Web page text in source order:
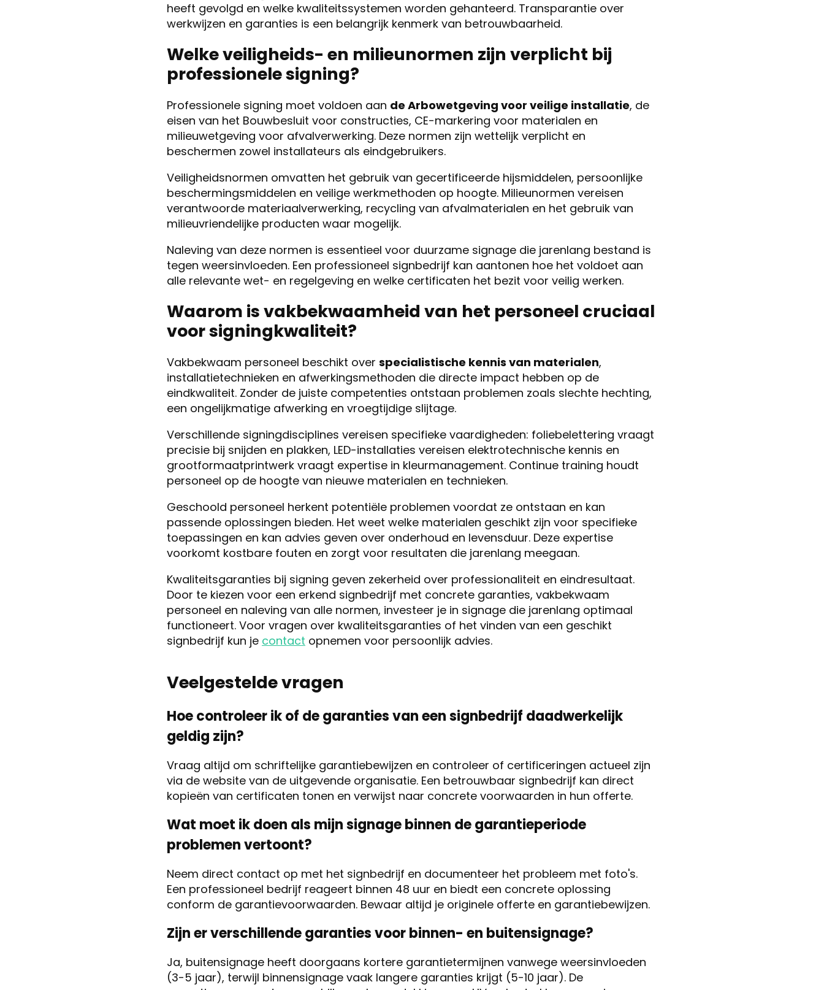
heeft gevolgd en welke kwaliteitssystemen worden gehanteerd. Transparantie over
werkwijzen en garanties is een belangrijk kenmerk van betrouwbaarheid.
Welke veiligheids- en milieunormen zijn verplicht bij
professionele signing?
Professionele signing moet voldoen aan de Arbowetgeving voor veilige installatie, de
eisen van het Bouwbesluit voor constructies, CE-markering voor materialen en
milieuwetgeving voor afvalverwerking. Deze normen zijn wettelijk verplicht en
beschermen zowel installateurs als eindgebruikers.
Veiligheidsnormen omvatten het gebruik van gecertificeerde hijsmiddelen, persoonlijke
beschermingsmiddelen en veilige werkmethoden op hoogte. Milieunormen vereisen
verantwoorde materiaalverwerking, recycling van afvalmaterialen en het gebruik van
milieuvriendelijke producten waar mogelijk.
Naleving van deze normen is essentieel voor duurzame signage die jarenlang bestand is
tegen weersinvloeden. Een professioneel signbedrijf kan aantonen hoe het voldoet aan
alle relevante wet- en regelgeving en welke certificaten het bezit voor veilig werken.
Waarom is vakbekwaamheid van het personeel cruciaal
voor signingkwaliteit?
Vakbekwaam personeel beschikt over specialistische kennis van materialen,
installatietechnieken en afwerkingsmethoden die directe impact hebben op de
eindkwaliteit. Zonder de juiste competenties ontstaan problemen zoals slechte hechting,
een ongelijkmatige afwerking en vroegtijdige slijtage.
Verschillende signingdisciplines vereisen specifieke vaardigheden: foliebelettering vraagt
precisie bij snijden en plakken, LED-installaties vereisen elektrotechnische kennis en
grootformaatprintwerk vraagt expertise in kleurmanagement. Continue training houdt
personeel op de hoogte van nieuwe materialen en technieken.
Geschoold personeel herkent potentiële problemen voordat ze ontstaan en kan
passende oplossingen bieden. Het weet welke materialen geschikt zijn voor specifieke
toepassingen en kan advies geven over onderhoud en levensduur. Deze expertise
voorkomt kostbare fouten en zorgt voor resultaten die jarenlang meegaan.
Kwaliteitsgaranties bij signing geven zekerheid over professionaliteit en eindresultaat.
Door te kiezen voor een erkend signbedrijf met concrete garanties, vakbekwaam
personeel en naleving van alle normen, investeer je in signage die jarenlang optimaal
functioneert. Voor vragen over kwaliteitsgaranties of het vinden van een geschikt
signbedrijf kun je contact opnemen voor persoonlijk advies.
Veelgestelde vragen
Hoe controleer ik of de garanties van een signbedrijf daadwerkelijk
geldig zijn?
Vraag altijd om schriftelijke garantiebewijzen en controleer of certificeringen actueel zijn
via de website van de uitgevende organisatie. Een betrouwbaar signbedrijf kan direct
kopieën van certificaten tonen en verwijst naar concrete voorwaarden in hun offerte.
Wat moet ik doen als mijn signage binnen de garantieperiode
problemen vertoont?
Neem direct contact op met het signbedrijf en documenteer het probleem met foto's.
Een professioneel bedrijf reageert binnen 48 uur en biedt een concrete oplossing
conform de garantievoorwaarden. Bewaar altijd je originele offerte en garantiebewijzen.
Zijn er verschillende garanties voor binnen- en buitensignage?
Ja, buitensignage heeft doorgaans kortere garantietermijnen vanwege weersinvloeden
(3-5 jaar), terwijl binnensignage vaak langere garanties krijgt (5-10 jaar). De